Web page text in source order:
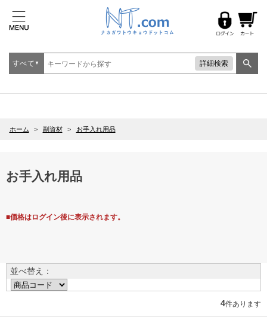
すべて ▼ 詳細検索
ホーム > 副資材 > お手入れ用品
お手入れ用品
■価格はログイン後に表示されます。
並べ替え：
4件あります